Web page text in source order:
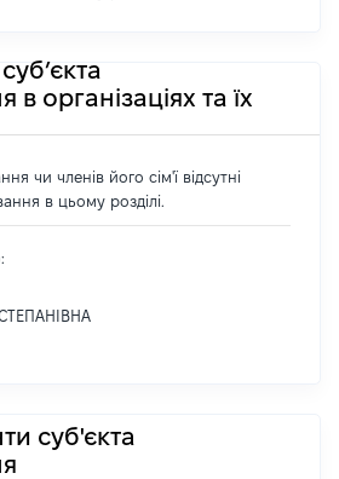
в організаціях та їх
чи членів його сім'ї відсутні
в цьому розділі.
суб'єкта